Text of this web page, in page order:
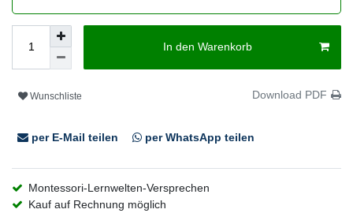
In den Warenkorb
Wunschliste Download PDF
per E-Mail teilen per WhatsApp teilen
Montessori-Lernwelten-Versprechen
Kauf auf Rechnung möglich